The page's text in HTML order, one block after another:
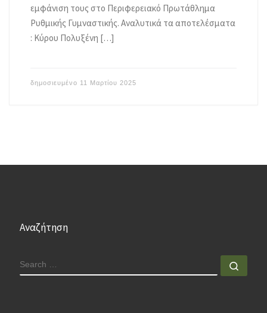
εμφάνιση τους στο Περιφερειακό Πρωτάθλημα
Ρυθμικής Γυμναστικής. Αναλυτικά τα αποτελέσματα
: Κύρου Πολυξένη […]
δημοσιευμένο 11 Μαρτίου 2025
Αναζήτηση
SEARCH